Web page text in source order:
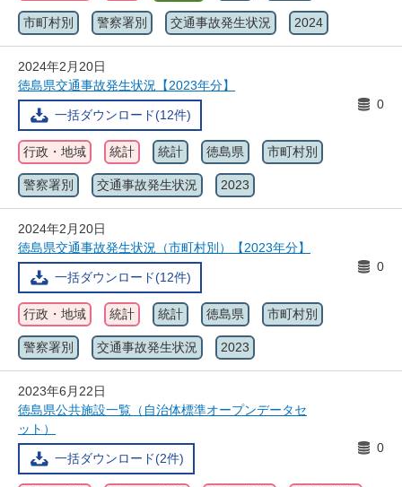
市町村別 警察署別 交通事故発生状況 2024
2024年2月20日
徳島県交通事故発生状況【2023年分】
一括ダウンロード(12件)
0
行政・地域 統計 統計 徳島県 市町村別
警察署別 交通事故発生状況 2023
2024年2月20日
徳島県交通事故発生状況（市町村別）【2023年分】
一括ダウンロード(12件)
0
行政・地域 統計 統計 徳島県 市町村別
警察署別 交通事故発生状況 2023
2023年6月22日
徳島県公共施設一覧（自治体標準オープンデータセ
ット）
一括ダウンロード(2件)
0